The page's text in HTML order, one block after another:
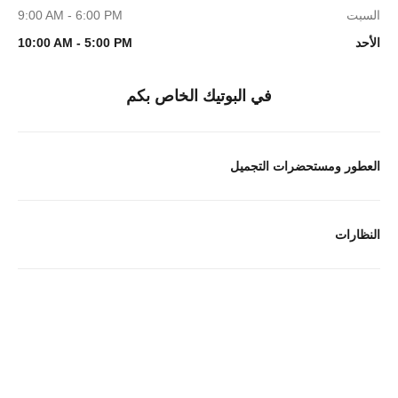
السبت
9:00 AM - 6:00 PM
الأحد
10:00 AM - 5:00 PM
في البوتيك الخاص بكم
العطور ومستحضرات التجميل
النظارات